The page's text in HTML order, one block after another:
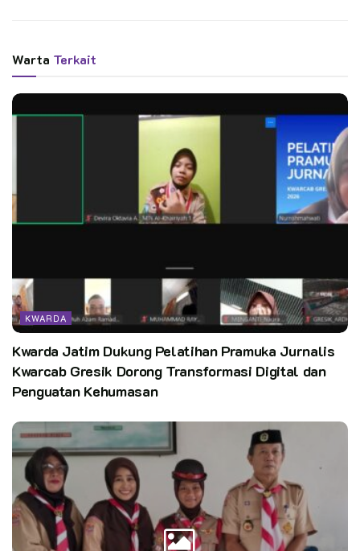
Warta Terkait
KWARDA
Kwarda Jatim Dukung Pelatihan Pramuka Jurnalis
Kwarcab Gresik Dorong Transformasi Digital dan
Penguatan Kehumasan